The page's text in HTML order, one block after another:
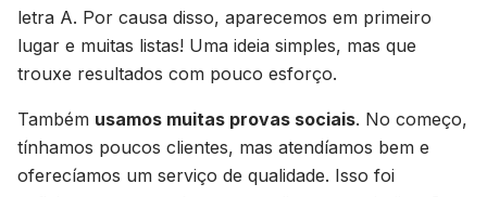
letra A. Por causa disso, aparecemos em primeiro
lugar e muitas listas! Uma ideia simples, mas que
trouxe resultados com pouco esforço.
Também usamos muitas provas sociais. No começo,
tínhamos poucos clientes, mas atendíamos bem e
oferecíamos um serviço de qualidade. Isso foi